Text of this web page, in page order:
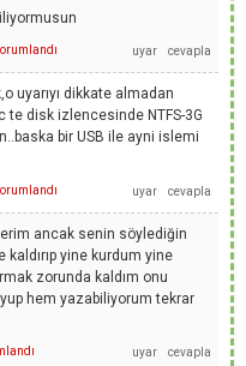
uyarıyı dikkate almadan
te disk izlencesinde NTFS-3G
bir USB ile ayni islemi
ancak senin söylediğin
yine kurdum yine
zorunda kaldım onu
hem yazabiliyorum tekrar